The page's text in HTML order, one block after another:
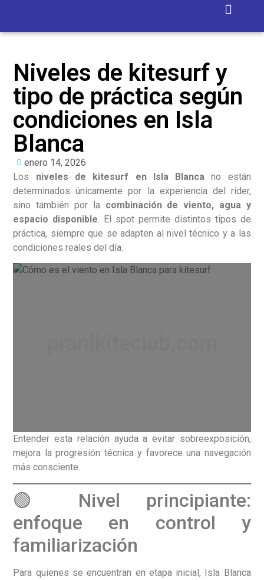
Niveles de kitesurf y
tipo de práctica según
condiciones en Isla
Blanca
enero 14, 2026
Los niveles de kitesurf en Isla Blanca no están
determinados únicamente por la experiencia del rider,
sino también por la combinación de viento, agua y
espacio disponible. El spot permite distintos tipos de
práctica, siempre que se adapten al nivel técnico y a las
condiciones reales del día.
Entender esta relación ayuda a evitar sobreexposición,
mejora la progresión técnica y favorece una navegación
más consciente.
🟢 Nivel principiante:
enfoque en control y
familiarización
Para quienes se encuentran en etapa inicial, Isla Blanca